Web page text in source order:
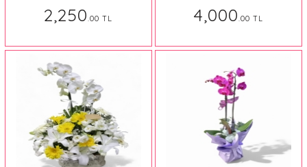
2,250.00 TL 4,000.00 TL